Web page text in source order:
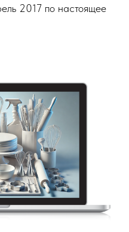
2017 по настоящее